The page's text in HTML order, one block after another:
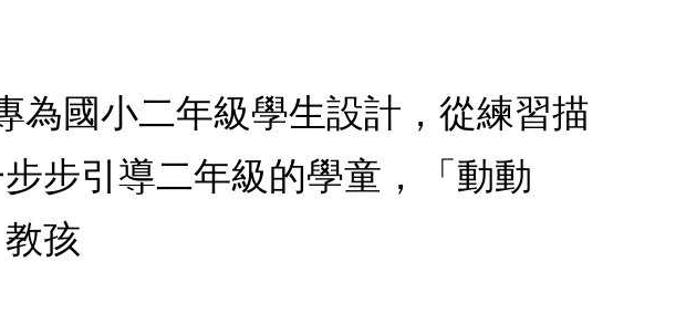
為國小二年級學生設計，從練習描
步引導二年級的學童，「動動
孩